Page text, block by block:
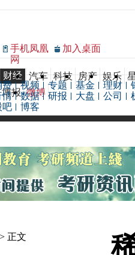
手机凤凰
网
加入桌面
财经 汽车 科技 房产 娱乐
博报 微博
费 视频 专题 基金 理财
情 数据 研报 大盘 公司
吧 博客
> 正文